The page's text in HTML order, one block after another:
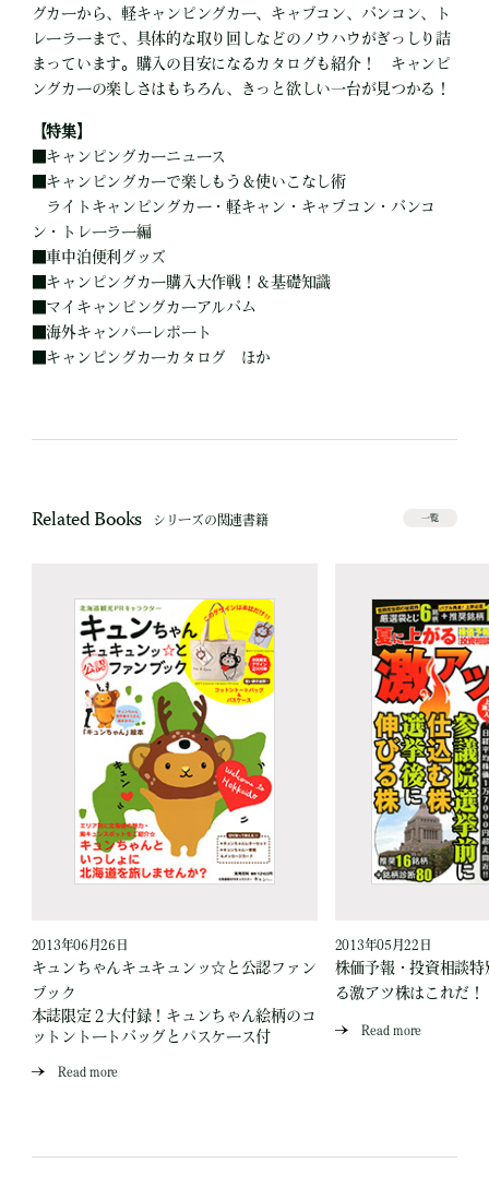
グカーから、軽キャンピングカー、キャブコン、バンコン、ト
レーラーまで、具体的な取り回しなどのノウハウがぎっしり詰
まっています。購入の目安になるカタログも紹介！ キャンピ
ングカーの楽しさはもちろん、きっと欲しい一台が見つかる！
【特集】
キャンピングカーニュース
キャンピングカーで楽しもう＆使いこなし術
ライトキャンピングカー・軽キャン・キャブコン・バンコ
ン・トレーラー編
■車中泊便利グッズ
キャンピングカー購入大作戦！＆基礎知識
マイキャンピングカーアルバム
■海外キャンパーレポート
キャンピングカーカタログ ほか
Related Books シリーズの関連書籍 一覧
2013年06月26日
キュンちゃんキュキュンッ☆と公認ファン
ブック
本誌限定２大付録！キュンちゃん絵柄のコ
ットントートバッグとパスケース付
Read more
2013年05月22日
株価予報・投資相談
る激アツ株はこれだ！
Read more